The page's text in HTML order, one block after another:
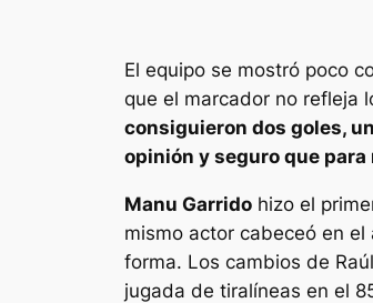
El equipo se mostró poco
que el marcador no refleja
consiguieron dos goles,
opinión y seguro que
Manu Garrido hizo el
mismo actor cabeceó en
forma. Los cambios de
jugada de tiralíneas en el